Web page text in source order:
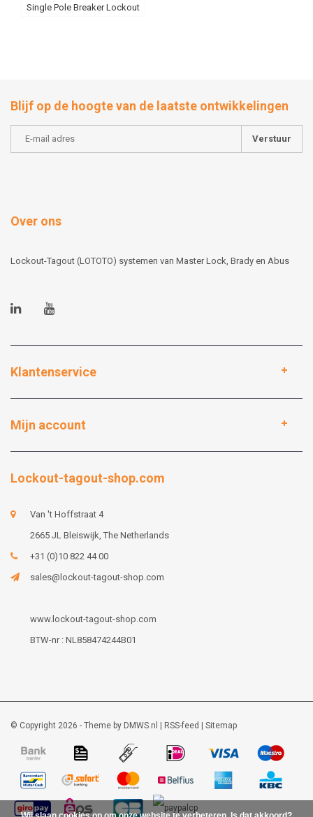
Single Pole Breaker Lockout
Blijf op de hoogte van de laatste ontwikkelingen
Verstuur
Over ons
Lockout-Tagout (LOTOTO) systemen van Master Lock, Brady en Abus
Klantenservice
Mijn account
Lockout-tagout-shop.com
Van 't Hoffstraat 4
2665 JL Bleiswijk, The Netherlands
+31 (0)10 822 44 00
sales@lockout-tagout-shop.com
www.lockout-tagout-shop.com
BTW-nr : NL858474244B01
© Copyright 2026 - Theme by DMWS.nl | RSS-feed | Sitemap